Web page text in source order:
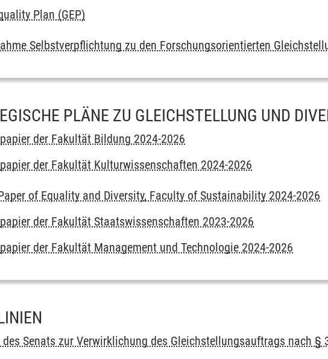
Gegen sexuelle Belästigung
Plan (GEP)
Selbstverpflichtung zu den Forschungsorientierten
PLÄNE ZU GLEICHSTELLUNG UND
der Fakultät Bildung 2024-2026
der Fakultät Kulturwissenschaften 2024-2026
of Equality and Diversity, Faculty of Sustainability 2024-2026
der Fakultät Staatswissenschaften 2023-2026
der Fakultät Management und Technologie 2024-2026
Senats zur Verwirklichung des Gleichstellungsauftrags nach §